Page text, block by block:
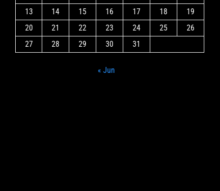
13
14 15 16 17 18
19
20
21 22 23 24 25
26
27
28 29 30 31
« Jun